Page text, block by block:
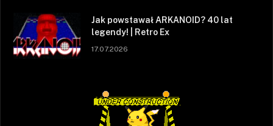
Jak powstawał ARKANOID? 40 lat
legendy! | Retro Ex
17.07.2026